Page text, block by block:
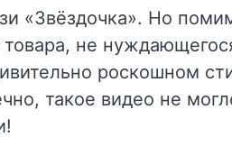
«Звёздочка». Но
не
роскошном
такое видео не